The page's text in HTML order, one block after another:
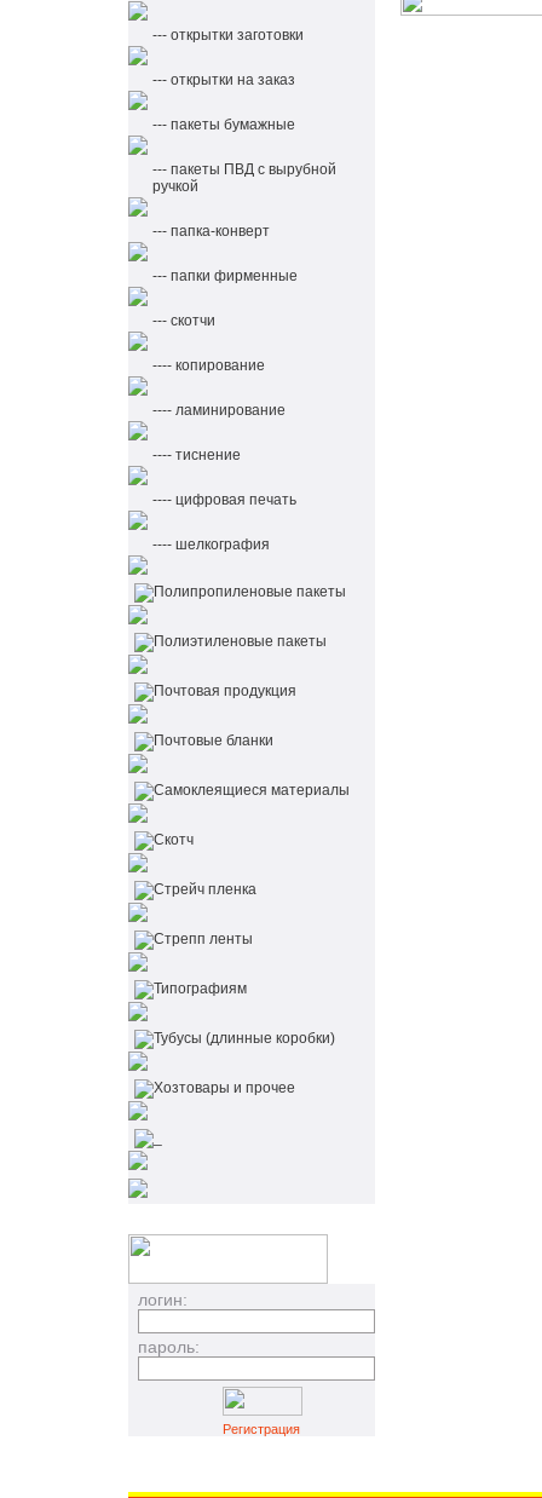
--- открытки заготовки
--- открытки на заказ
--- пакеты бумажные
--- пакеты ПВД с вырубной
ручкой
--- папка-конверт
--- папки фирменные
--- скотчи
---- копирование
---- ламинирование
---- тиснение
---- цифровая печать
---- шелкография
Полипропиленовые пакеты
Полиэтиленовые пакеты
Почтовая продукция
Почтовые бланки
Самоклеящиеся материалы
Скотч
Стрейч пленка
Стрепп ленты
Типографиям
Тубусы (длинные коробки)
Хозтовары и прочее
логин:
пароль:
Регистрация